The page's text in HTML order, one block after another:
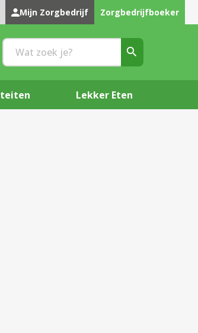
Mijn Zorgbedrijf Zorgbedrijfboeker
Lekker Eten